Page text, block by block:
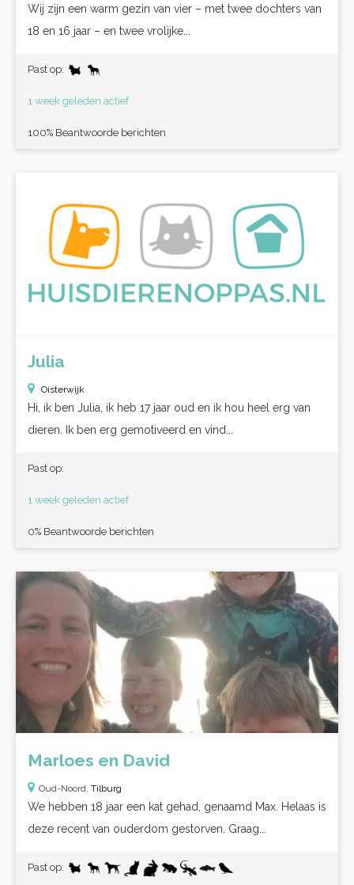
Wij zijn een warm gezin van vier – met twee dochters van
18 en 16 jaar – en twee vrolijke...
Past op:
1 week geleden actief
100% Beantwoorde berichten
Julia
Oisterwijk
Hi, ik ben Julia, ik heb 17 jaar oud en ik hou heel erg van
dieren. Ik ben erg gemotiveerd en vind...
Past op:
1 week geleden actief
0% Beantwoorde berichten
Marloes en David
Oud-Noord, Tilburg
We hebben 18 jaar een kat gehad, genaamd Max. Helaas is
deze recent van ouderdom gestorven. Graag...
Past op: